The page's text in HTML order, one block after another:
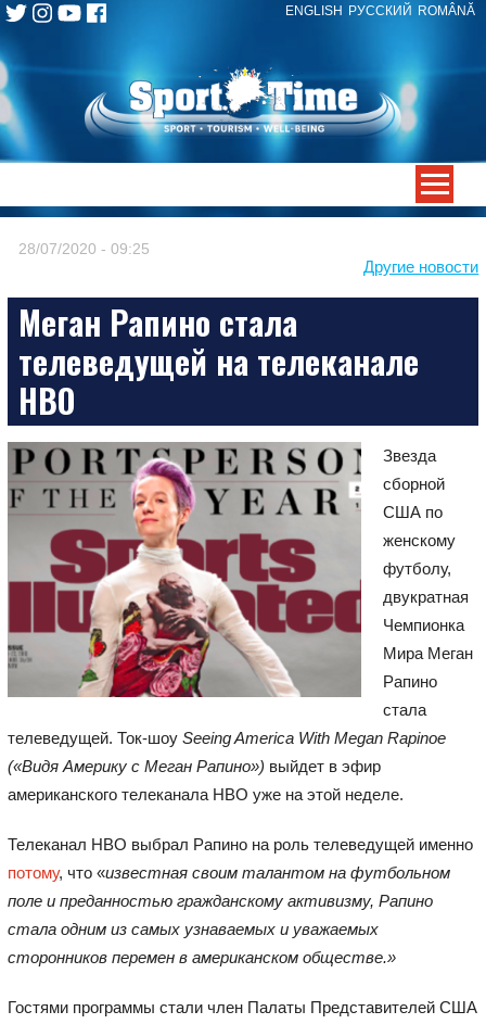
ENGLISH РУССКИЙ ROMÂNĂ
Skip
to
content
Другие новости
28/07/2020 - 09:25
Меган Рапино стала
телеведущей на телеканале
HBO
Звезда
сборной
США по
женскому
футболу,
двукратная
Чемпионка
Мира Меган
Рапино
стала
телеведущей. Ток-шоу Seeing America With Megan Rapinoe
(«Видя Америку с Меган Рапино») выйдет в эфир
американского телеканала HBO уже на этой неделе.
Телеканал HBO выбрал Рапино на роль телеведущей именно
потому, что «известная своим талантом на футбольном
поле и преданностью гражданскому активизму, Рапино
стала одним из самых узнаваемых и уважаемых
сторонников перемен в американском обществе.»
Гостями программы стали член Палаты Представителей США